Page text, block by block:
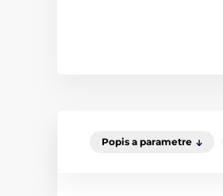
Popis a parametre